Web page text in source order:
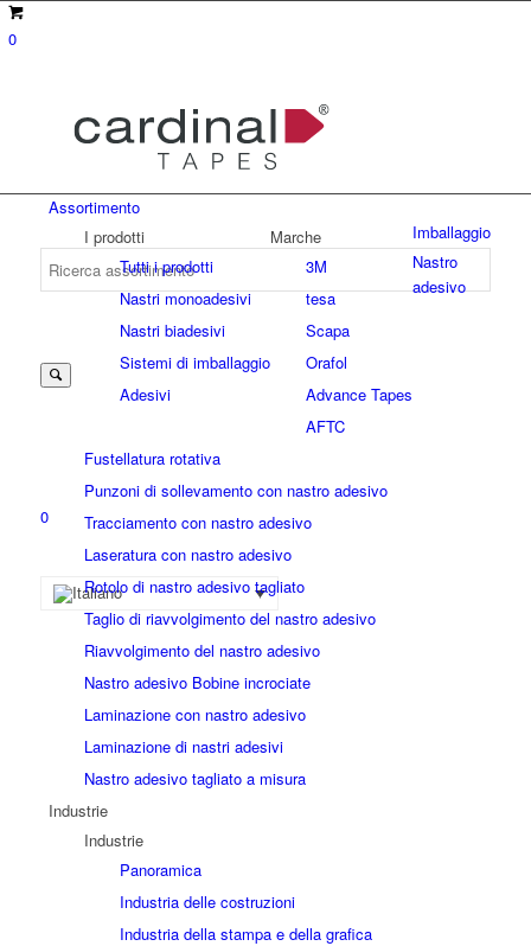
0
0
Assortimento
I prodotti
Tutti i prodotti
Nastri monoadesivi
Nastri biadesivi
Sistemi di imballaggio
Adesivi
Marche
3M
tesa
Scapa
Orafol
Advance Tapes
AFTC
Imballaggio
Nastro
adesivo
Fustellatura rotativa
Punzoni di sollevamento con nastro adesivo
Tracciamento con nastro adesivo
Laseratura con nastro adesivo
Rotolo di nastro adesivo tagliato
Taglio di riavvolgimento del nastro adesivo
Riavvolgimento del nastro adesivo
Nastro adesivo Bobine incrociate
Laminazione con nastro adesivo
Laminazione di nastri adesivi
Nastro adesivo tagliato a misura
Industrie
Industrie
Panoramica
Industria delle costruzioni
Industria della stampa e della grafica